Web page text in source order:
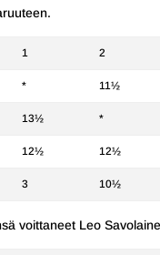
1 2
* 11½
13½ *
12½ 12½
3 10½
voittaneet Leo